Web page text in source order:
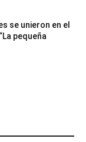
se unieron en el
pequeña